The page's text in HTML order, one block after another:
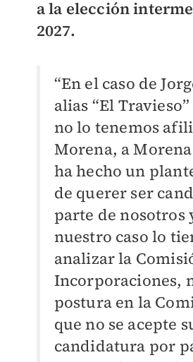
a la elección
2027.
“En el caso de
alias “El
no lo tenemos
Morena, a
ha hecho un
de querer ser
parte de nosotros
nuestro caso lo
analizar la
Incorporaciones,
postura en la
que no se acepte
candidatura por